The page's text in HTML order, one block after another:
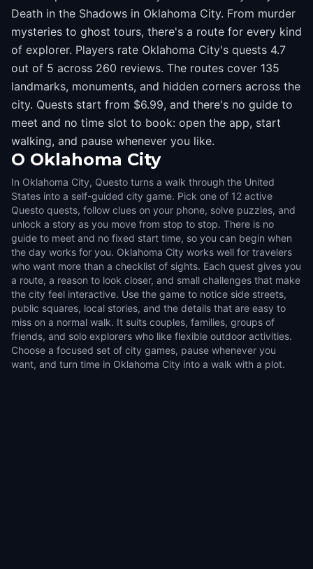
Death in the Shadows in Oklahoma City. From murder
mysteries to ghost tours, there's a route for every kind
of explorer. Players rate Oklahoma City's quests 4.7
out of 5 across 260 reviews. The routes cover 135
landmarks, monuments, and hidden corners across the
city. Quests start from $6.99, and there's no guide to
meet and no time slot to book: open the app, start
walking, and pause whenever you like.
O Oklahoma City
In Oklahoma City, Questo turns a walk through the United
States into a self-guided city game. Pick one of 12 active
Questo quests, follow clues on your phone, solve puzzles, and
unlock a story as you move from stop to stop. There is no
guide to meet and no fixed start time, so you can begin when
the day works for you. Oklahoma City works well for travelers
who want more than a checklist of sights. Each quest gives you
a route, a reason to look closer, and small challenges that make
the city feel interactive. Use the game to notice side streets,
public squares, local stories, and the details that are easy to
miss on a normal walk. It suits couples, families, groups of
friends, and solo explorers who like flexible outdoor activities.
Choose a focused set of city games, pause whenever you
want, and turn time in Oklahoma City into a walk with a plot.